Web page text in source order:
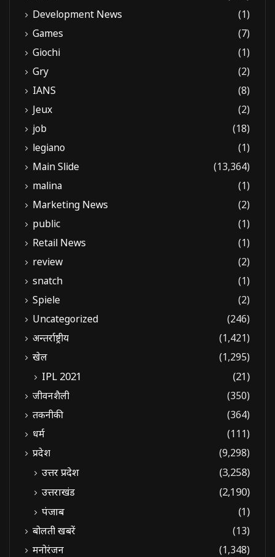
Development News
(1)
Games
(7)
Giochi
(1)
Gry
(2)
IANS
(8)
Jeux
(2)
job
(18)
legiano
(1)
Main Slide
(13,364)
malina
(1)
Marketing News
(2)
public
(1)
Retail News
(1)
review
(2)
snatch
(1)
Spiele
(2)
Uncategorized
(246)
अन्तर्राष्ट्रीय
(1,421)
खेल
(1,295)
IPL 2021 (21)
जीवनशैली
(350)
तकनीकी
(364)
धर्म
(111)
प्रदेश
(9,298)
उत्तर प्रदेश
(3,258)
उत्तराखंड
(2,190)
पंजाब
(1)
बोलती खबरें
(13)
मनोरंजन
(1,348)